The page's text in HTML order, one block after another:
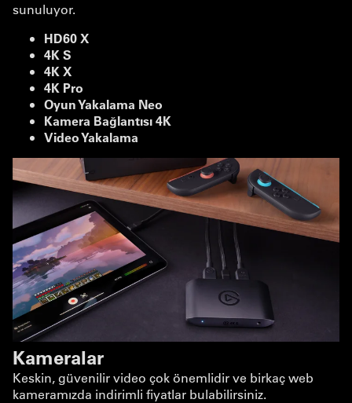
sunuluyor.
HD60 X
4K S
4K X
4K Pro
Oyun Yakalama Neo
Kamera Bağlantısı 4K
Video Yakalama
Kameralar
Keskin, güvenilir video çok önemlidir ve birkaç web
kameramızda indirimli fiyatlar bulabilirsiniz.